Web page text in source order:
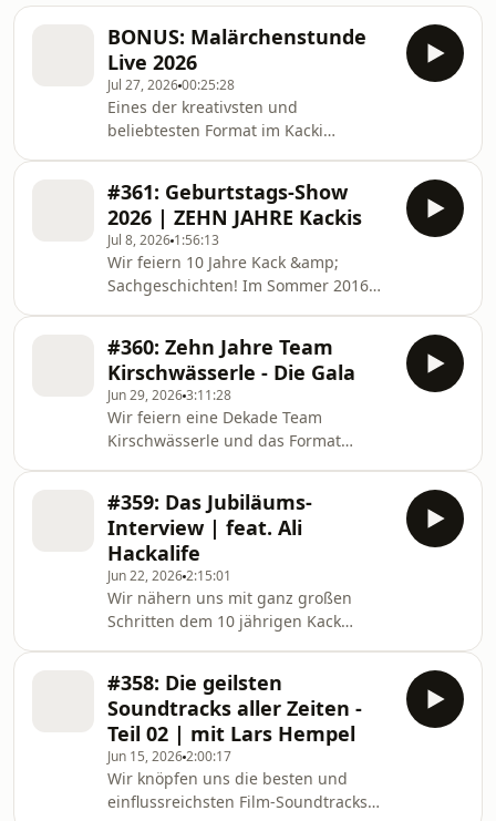
BONUS: Malärchenstunde
Live 2026
Jul 27, 202600:25:28
Eines der kreativsten und
beliebtesten Format im Kacki
Malär liest da skurrile Märchen aus
aller Welt vor und improvisiert dazu
den Soundtrack. Delio experimentiert
grade damit, die Malärchenstunde
auf die Bühne zu holen und im Mai
diesen Jahres gab es eine Test-Show
in Hamburg. Als kleines
Sommerpausen-Bonbon hört ihr jetzt
einen Ausschnitt a
#361: Geburtstags-Show
2026 | ZEHN JAHRE Kackis
Jul 8, 2026 1:56:13
Wir feiern 10 Jahre Kack &amp;
Sachgeschichten! Im Sommer 2016
lassen eine Dekade Klugschiss Revue
passieren mit rektakulären Gästen
und vielen tollen Erinnerungen. Wir
haben die Show am 4. Juli 2026 vor
Live-Publikum aufgezeichnet und es
wurde ein unvergesslicher Abend.
Aufzeichnung der Show auf Youtube:
https://youtube.
#360: Zehn Jahre Team
Kirschwässerle - Die Gala
Jun 29, 20263:11:28
Wir feiern eine Dekade Team
Kirschwässerle und das Format
ein paar Jungs aus Freds altem
Freundeskreis auf. Sie waren laut, sie
waren meistens nicht ganz nüchtern
und es wurde eine lange und epische
Reise in die Tiefen des Raums und die
Abgründe des menschlichen
Verstandes. Heute blicken wir zurück,
hören in alte Folgen, packen
#359: Das Jubiläums-
Interview | feat. Ali
Hackalife
Jun 22, 20262:15:01
Wir nähern uns mit ganz großen
Schritten dem 10 jährigen Kack
Stunden lang ausgequetscht. Dieses
Interview hat uns so gut gefallen,
dass wir es euch auch hier in
unserem Kanal präsentieren
möchten. Wir sprechen über alte
Zeiten, über düstere und helle
#358: Die geilsten
Soundtracks aller Zeiten -
Teil 02 | mit Lars Hempel
Jun 15, 20262:00:17
Wir knöpfen uns die besten und
einflussreichsten Film-Soundtracks